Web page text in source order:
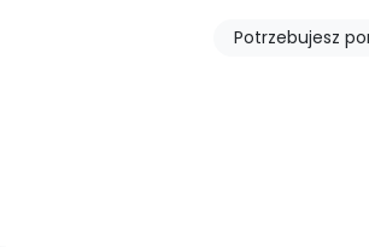
Potrzebujesz